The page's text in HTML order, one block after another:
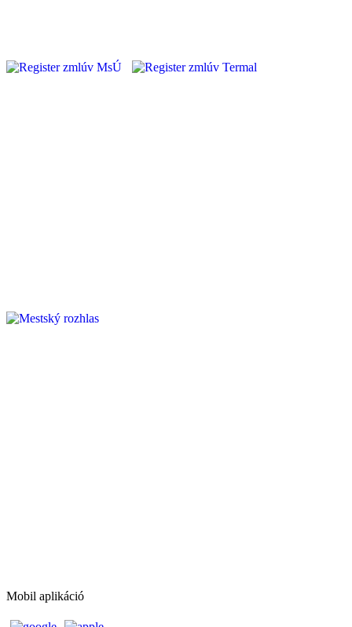
Mobil aplikáció